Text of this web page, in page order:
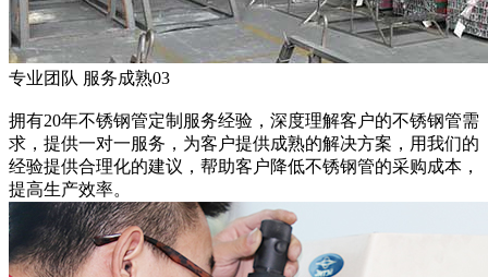
专业团队 服务成熟03
拥有20年不锈钢管定制服务经验，深度理解客户的不锈钢管需
求，提供一对一服务，为客户提供成熟的解决方案，用我们的
经验提供合理化的建议，帮助客户降低不锈钢管的采购成本，
提高生产效率。